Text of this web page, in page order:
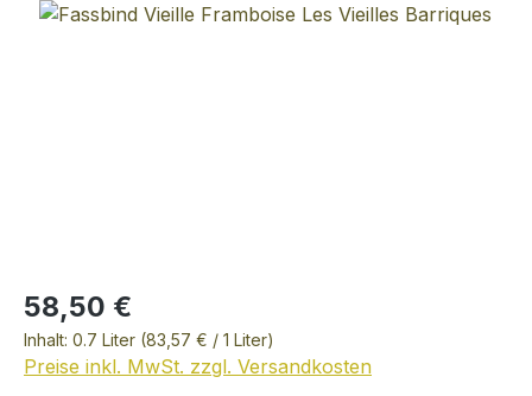
Bildergalerie überspringen
58,50 €
Inhalt: 0.7 Liter (83,57 € / 1 Liter)
Preise inkl. MwSt. zzgl. Versandkosten